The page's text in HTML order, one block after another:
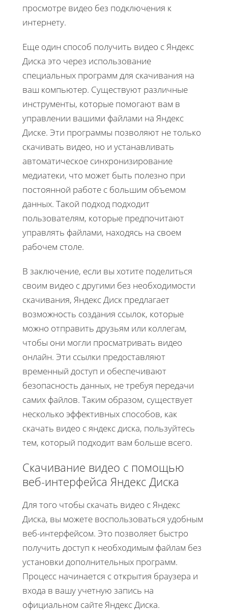
просмотре видео без подключения к
интернету.
Еще один способ получить видео с Яндекс
Диска это через использование
специальных программ для скачивания на
ваш компьютер. Существуют различные
инструменты, которые помогают вам в
управлении вашими файлами на Яндекс
Диске. Эти программы позволяют не только
скачивать видео, но и устанавливать
автоматическое синхронизирование
медиатеки, что может быть полезно при
постоянной работе с большим объемом
данных. Такой подход подходит
пользователям, которые предпочитают
управлять файлами, находясь на своем
рабочем столе.
В заключение, если вы хотите поделиться
своим видео с другими без необходимости
скачивания, Яндекс Диск предлагает
возможность создания ссылок, которые
можно отправить друзьям или коллегам,
чтобы они могли просматривать видео
онлайн. Эти ссылки предоставляют
временный доступ и обеспечивают
безопасность данных, не требуя передачи
самих файлов. Таким образом, существует
несколько эффективных способов, как
скачать видео с яндекс диска, пользуйтесь
тем, который подходит вам больше всего.
Скачивание видео с помощью
веб-интерфейса Яндекс Диска
Для того чтобы скачать видео с Яндекс
Диска, вы можете воспользоваться удобным
веб-интерфейсом. Это позволяет быстро
получить доступ к необходимым файлам без
установки дополнительных программ.
Процесс начинается с открытия браузера и
входа в вашу учетную запись на
официальном сайте Яндекс Диска.